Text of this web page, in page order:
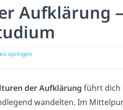
Aufklärung
springen
der Aufklärung führt dich
wandelten. Im